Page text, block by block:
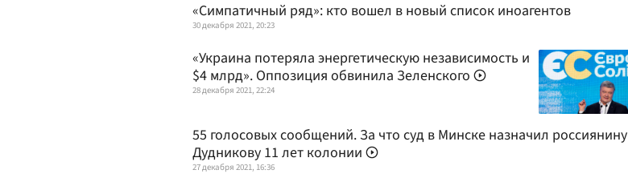
«Симпатичный ряд»: кто вошел в новый список иноагентов
30 декабря 2021, 20:23
«Украина потеряла энергетическую независимость и
$4 млрд». Оппозиция обвинила Зеленского
28 декабря 2021, 22:24
55 голосовых сообщений. За что суд в Минске назначил россиянину
Дудникову 11 лет колонии
27 декабря 2021, 16:36